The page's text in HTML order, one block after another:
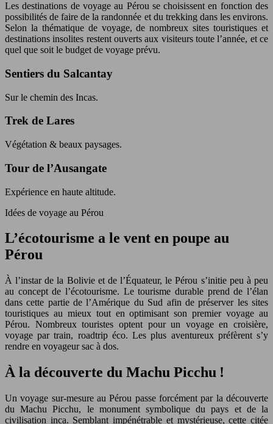
Les destinations de voyage au Pérou se choisissent en fonction des
possibilités de faire de la randonnée et du trekking dans les environs.
Selon la thématique de voyage, de nombreux sites touristiques et
destinations insolites restent ouverts aux visiteurs toute l’année, et ce
quel que soit le budget de voyage prévu.
Sentiers du Salcantay
Sur le chemin des Incas.
Trek de Lares
Végétation & beaux paysages.
Tour de l’Ausangate
Expérience en haute altitude.
Idées de voyage au Pérou
L’écotourisme a le vent en poupe au
Pérou
À l’instar de la Bolivie et de l’Équateur, le Pérou s’initie peu à peu
au concept de l’écotourisme. Le tourisme durable prend de l’élan
dans cette partie de l’Amérique du Sud afin de préserver les sites
touristiques au mieux tout en optimisant son premier voyage au
Pérou. Nombreux touristes optent pour un voyage en croisière,
voyage par train, roadtrip éco. Les plus aventureux préfèrent s’y
rendre en voyageur sac à dos.
À la découverte du Machu Picchu !
Un voyage sur-mesure au Pérou passe forcément par la découverte
du Machu Picchu, le monument symbolique du pays et de la
civilisation inca. Semblant impénétrable et mystérieuse, cette citée